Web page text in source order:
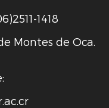
1418
Montes de Oca.